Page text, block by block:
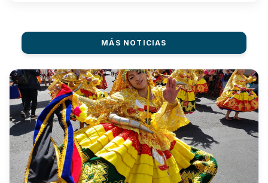
MÁS NOTICIAS